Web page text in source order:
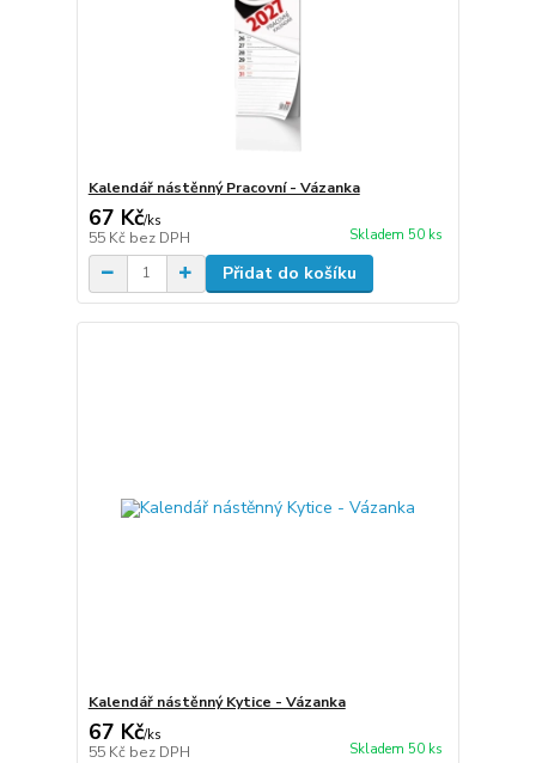
Kalendář nástěnný Pracovní - Vázanka
67 Kč/ks
55 Kč bez DPH Skladem 50 ks
Přidat do košíku
Kalendář nástěnný Kytice - Vázanka
67 Kč/ks
55 Kč bez DPH Skladem 50 ks